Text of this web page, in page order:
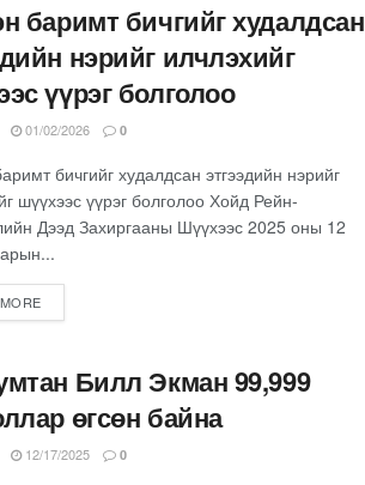
баримт бичгийг худалдсан
нэрийг илчлэхийг
үүрэг болголоо
01/02/2026 0
бичгийг худалдсан этгээдийн нэрийг
шүүхээс үүрэг болголоо Хойд Рейн-
Дээд Захиргааны Шүүхээс 2025 оны 12
Билл Экман 99,999
өгсөн байна
12/17/2025 0